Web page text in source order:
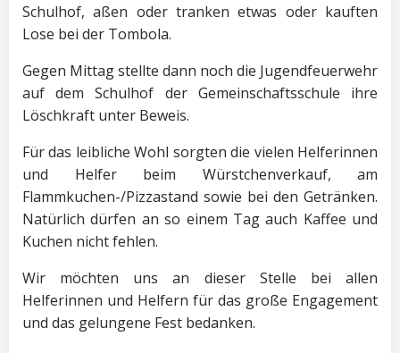
Schulhof, aßen oder tranken etwas oder kauften
Lose bei der Tombola.
Gegen Mittag stellte dann noch die Jugendfeuerwehr
auf dem Schulhof der Gemeinschaftsschule ihre
Löschkraft unter Beweis.
Für das leibliche Wohl sorgten die vielen Helferinnen
und Helfer beim Würstchenverkauf, am
Flammkuchen-/Pizzastand sowie bei den Getränken.
Natürlich dürfen an so einem Tag auch Kaffee und
Kuchen nicht fehlen.
Wir möchten uns an dieser Stelle bei allen
Helferinnen und Helfern für das große Engagement
und das gelungene Fest bedanken.